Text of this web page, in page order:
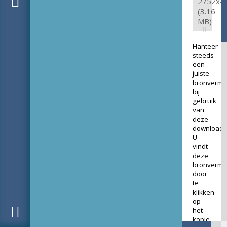
(3.16
MB)
Hanteer
steeds
een
juiste
bij
gebruik
van
deze
download.
U
vindt
deze
door
te
klikken
op
het
kopje